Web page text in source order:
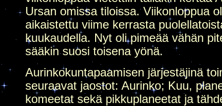
Ursan omissa tiloissa. Viikonloppua
aikaistettu viime kerrasta
kuukaudella. Nyt oli pimeää vähän
sääkin suosi toisena yönä.
Aurinkokuntapaamisen järjestäjinä
seuraavat jaostot: Aurinko; Kuu,
komeetat sekä pikkuplaneetat ja